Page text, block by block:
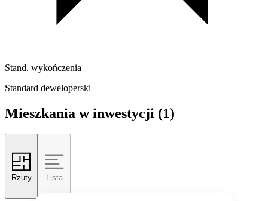
Stand. wykończenia
Standard deweloperski
Mieszkania w inwestycji (1)
Rzuty Lista